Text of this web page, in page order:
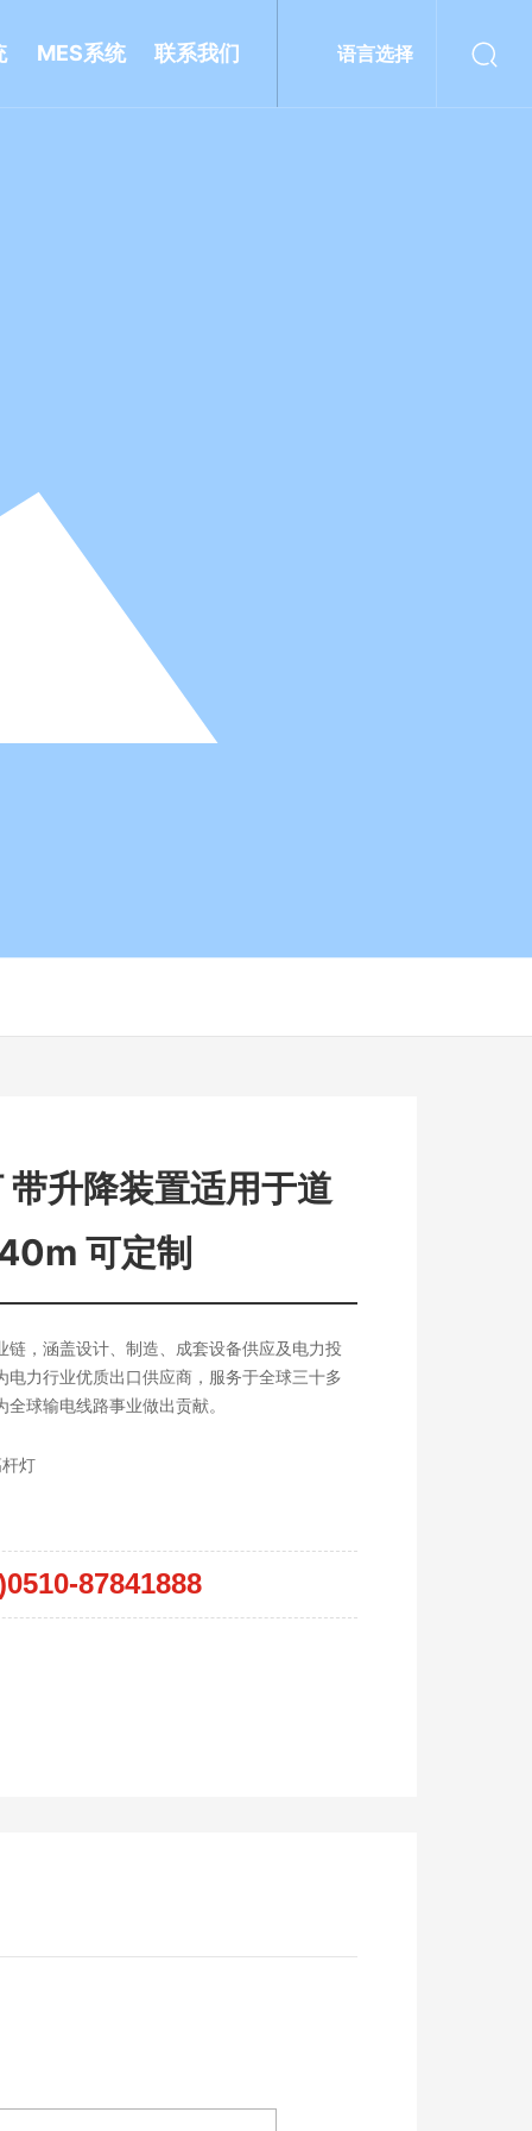
MES系统 联系我们 语言选择
带升降装置适用于道
可定制
链，涵盖设计、制造、成套设备供应及电力投
电力行业优质出口供应商，服务于全球三十多
球输电线路事业做出贡献。
灯
87841888